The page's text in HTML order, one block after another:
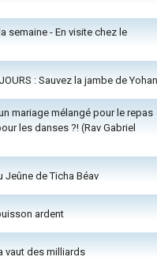
semaine - En visite chez le
: Sauvez la jambe de Yohan
mariage mélangé pour le repas
les danses ?! (Rav Gabriel
Jeûne de Ticha Béav
ardent
vaut des milliards